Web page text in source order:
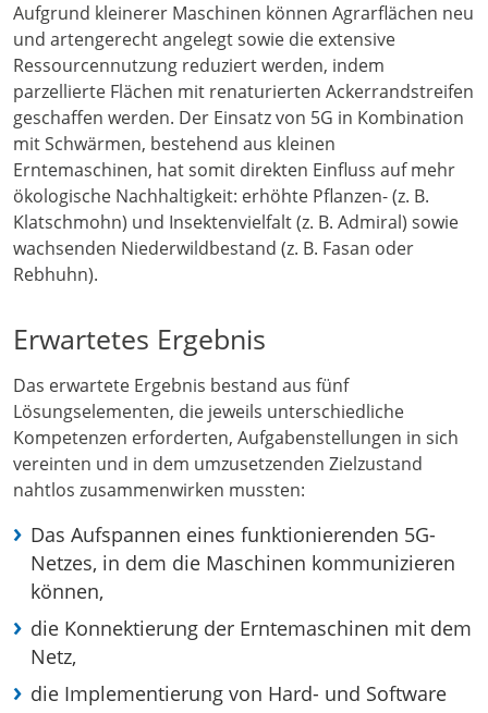
Aufgrund kleinerer Maschinen können Agrarflächen neu
und artengerecht angelegt sowie die extensive
Ressourcennutzung reduziert werden, indem
parzellierte Flächen mit renaturierten Ackerrandstreifen
geschaffen werden. Der Einsatz von 5G in Kombination
mit Schwärmen, bestehend aus kleinen
Erntemaschinen, hat somit direkten Einfluss auf mehr
ökologische Nachhaltigkeit: erhöhte Pflanzen- (z. B.
Klatschmohn) und Insektenvielfalt (z. B. Admiral) sowie
wachsenden Niederwildbestand (z. B. Fasan oder
Rebhuhn).
Erwartetes Ergebnis
Das erwartete Ergebnis bestand aus fünf
Lösungselementen, die jeweils unterschiedliche
Kompetenzen erforderten, Aufgabenstellungen in sich
vereinten und in dem umzusetzenden Zielzustand
nahtlos zusammenwirken mussten:
Das Aufspannen eines funktionierenden 5G-
Netzes, in dem die Maschinen kommunizieren
können,
die Konnektierung der Erntemaschinen mit dem
Netz,
die Implementierung von Hard- und Software